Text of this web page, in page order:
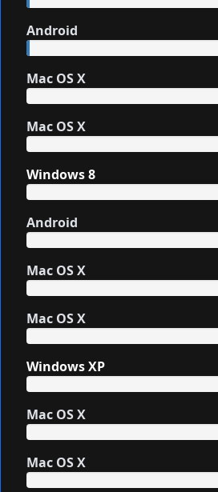
Android
Mac OS X
Mac OS X
Windows 8
Android
Mac OS X
Mac OS X
Windows XP
Mac OS X
Mac OS X